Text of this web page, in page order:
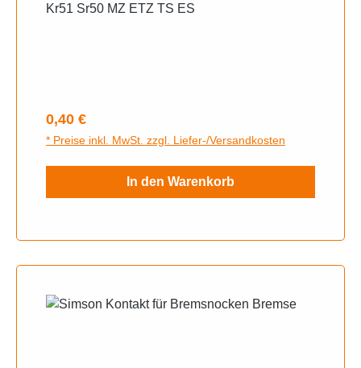
Kr51 Sr50 MZ ETZ TS ES
Regulärer Preis:
0,40 €
* Preise inkl. MwSt. zzgl. Liefer-/Versandkosten
In den Warenkorb